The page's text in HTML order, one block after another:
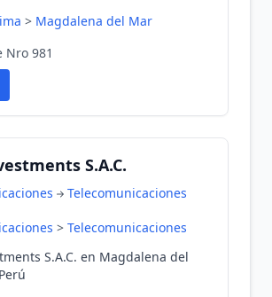
> Magdalena del Mar
Nro 981
S.A.C.
Telecomunicaciones
> Telecomunicaciones
S.A.C. en Magdalena del